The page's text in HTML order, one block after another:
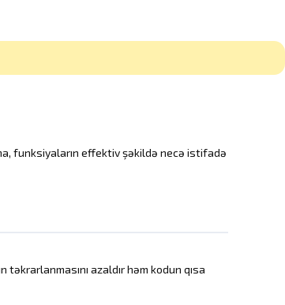
funksiyaların effektiv şəkildə necə istifadə
azaldır həm kodun qısa